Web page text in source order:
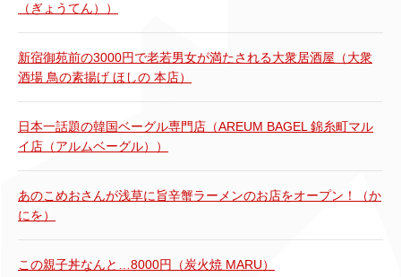
（ぎょうてん））
新宿御苑前の3000円で老若男女が満たされる大衆居酒屋（大衆
酒場 鳥の素揚げ ほしの 本店）
日本一話題の韓国ベーグル専門店（AREUM BAGEL 錦糸町マル
イ店（アルムベーグル））
あのこめおさんが浅草に旨辛蟹ラーメンのお店をオープン！（か
にを）
この親子丼なんと…8000円（炭火焼 MARU）